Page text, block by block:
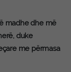
madhe dhe më
duke
me përmasa